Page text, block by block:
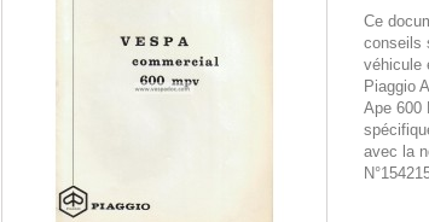
Ce
conseils
véhicule
Piaggio
Ape 600
avec la